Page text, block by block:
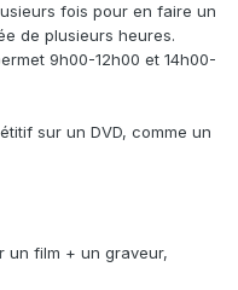
fois pour en faire un
de plusieurs heures.
9h00-12h00 et 14h00-
sur un DVD, comme un
un film + un graveur,